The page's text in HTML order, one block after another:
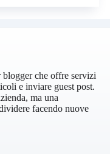
che offre servizi
e inviare guest post.
ma una
facendo nuove